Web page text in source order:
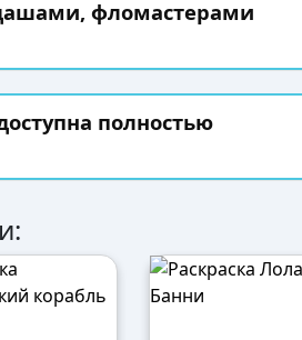
фломастерами
полностью